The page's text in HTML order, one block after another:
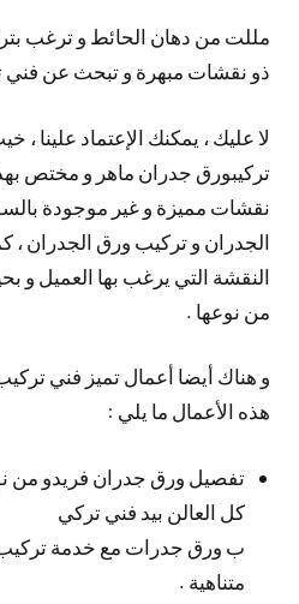
مللت من دهان الحائط و ترغب
ذو نقشات مبهرة و تبحث عن
لا عليك ، يمكنك الإعتماد علينا ،
تركيبورق جدران ماهر و مختص
نقشات مميزة و غير موجودة
الجدران و تركيب ورق الجدران ،
النقشة التي يرغب بها العميل و
من نوعها .
و هناك أيضا أعمال تميز فني
هذه الأعمال ما يلي :
تفصيل ورق جدران فريدو من
كل العالن بيد فني تركي
ب ورق جدرات مع خدمة تركيب
متناهية .